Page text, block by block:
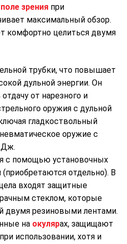
поле зрения при
максимальный обзор.
комфортно целиться двумя
трубки, что повышает
дульной энергии. Он
от нарезного и
оружия с дульной
гладкоствольный
оружие с
Дж.
с помощью установочных
отдельно). В
входят защитные
стеклом, которые
двумя резиновыми лентами.
на окулярах, защищают
использовании, хотя и